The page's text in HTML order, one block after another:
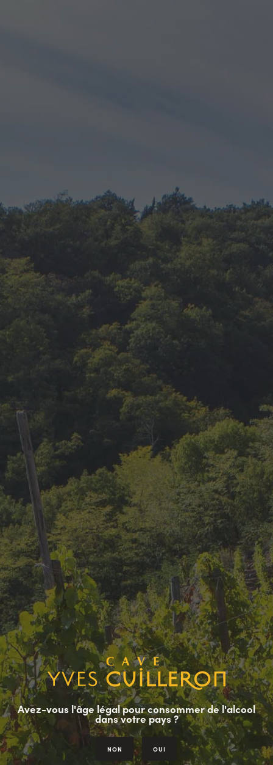
Les Chaillets 2022
Blanc Sec
€
Paiement 100% sécurisé Livraison en 48h
Vins français
Avez-vous l'âge légal pour consommer de l'alcool
dans votre pays ?
NON OUI